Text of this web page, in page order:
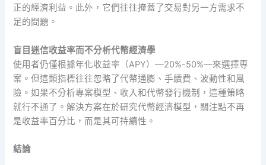
正的經濟利益。此外，它們往往掩蓋了交易對另一方需求不
足的問題。
盲目迷信收益率而不分析代幣經濟學
使用者仍僅根據年化收益率（APY）—20%-50%—來選擇專
案。但這類指標往往忽略了代幣通膨、手續費、波動性和風
險。如果不分析專案模型、收入和代幣發行機制，這種策略
就行不通了。解決方案在於研究代幣經濟模型，關注點不再
是收益率百分比，而是其可持續性。
結論